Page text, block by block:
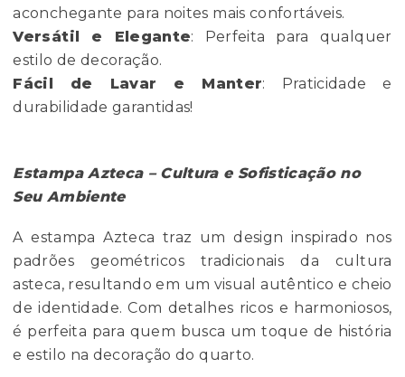
aconchegante para noites mais confortáveis.
Versátil e Elegante: Perfeita para qualquer
estilo de decoração.
Fácil de Lavar e Manter: Praticidade e
durabilidade garantidas!
Estampa Azteca – Cultura e Sofisticação no
Seu Ambiente
A estampa Azteca traz um design inspirado nos
padrões geométricos tradicionais da cultura
asteca, resultando em um visual autêntico e cheio
de identidade. Com detalhes ricos e harmoniosos,
é perfeita para quem busca um toque de história
e estilo na decoração do quarto.